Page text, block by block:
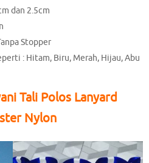
dan 2.5cm
Stopper
: Hitam, Biru, Merah, Hijau, Abu
Tali Polos Lanyard
Nylon